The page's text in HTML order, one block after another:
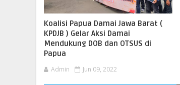
Koalisi Papua Damai Jawa Barat (
KPDJB ) Gelar Aksi Damai
Mendukung DOB dan OTSUS di
Papua
Admin Jun 09, 2022